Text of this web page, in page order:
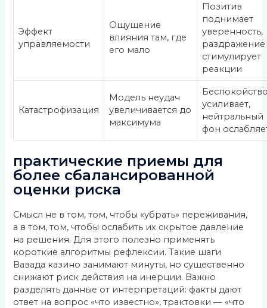
Эффект
управляемости
Ощущение
влияния там, где
его мало
Позитив
поднимает
уверенность,
раздражение
стимулирует
реакции
Катастрофизация
Модель неудач
увеличивается до
максимума
усиливает,
нейтральный
фон
практические приемы для
более сбалансированной
оценки риска
Смысл не в том, том, чтобы «убрать» переживания,
а в том, том, чтобы ослабить их скрытое давление
на решения. Для этого полезно применять
короткие алгоритмы рефлексии. Такие шаги
Вавада казино занимают минуты, но существенно
снижают риск действия на инерции. Важно
разделять данные от интерпретаций: факты дают
ответ на вопрос «что известно», трактовки — «что